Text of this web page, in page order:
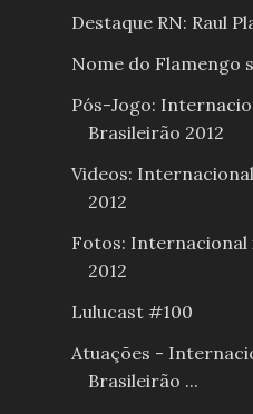
Destaque RN: Raul
Nome do Flamengo
Pós-Jogo:
Brasileirão 2012
Videos:
2012
Fotos: Internacional
2012
Lulucast #100
Atuações -
Brasileirão ...